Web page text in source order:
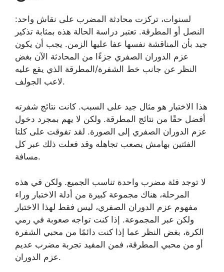
لسنوات، تركزت محادثة المضرب على نقاش واحد:
النصل أو المطرقة. تعتبر دراسة الحالة هذه بمثابة تذكير
جيد بأن المناقشة نفسها عفا عليها الزمن. يجب أن يكون
عزم الدوران الصفري جزءًا من المحادثة الآن بغض
النظر عن جانب خط الشفرة/المطرقة الذي يقع عليه
لاعب الجولف.
هذا الاختبار هو مثال جيد على السبب. كانت نتائج شفرته
أفضل حقًا من نتائج المطرقة. ولكن لا يهم بمجرد دخول
عزم الدوران الصفري إلى الصورة. لقد تفوقت على كلتا
الفئتين بهامش يصعب تجاهله وقد فعلت ذلك عبر كل
مسافة.
لا توجد فئة مضرب واحدة تناسب الجميع. ولكن في هذه
المرحلة، هناك مجموعة كبيرة من أدلة الاختبار وراء
مفهوم عزم الدوران الصفري، ليس فقط لهذا الاختبار
ولكن عبر المجموعة. إذا كنت تواجه صعوبة في رمي
الكرة، بغض النظر عما إذا كنت دائمًا من محبي الشفرة
أو من محبي المطرقة، فمن المفيد تجربة مضرب عديم
عزم الدوران.